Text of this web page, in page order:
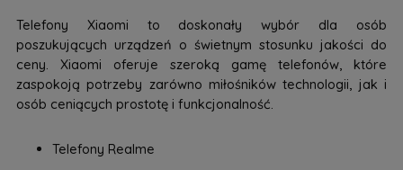
Telefony Xiaomi to doskonały wybór dla osób
poszukujących urządzeń o świetnym stosunku jakości do
ceny. Xiaomi oferuje szeroką gamę telefonów, które
zaspokoją potrzeby zarówno miłośników technologii, jak i
osób ceniących prostotę i funkcjonalność.
Telefony Realme